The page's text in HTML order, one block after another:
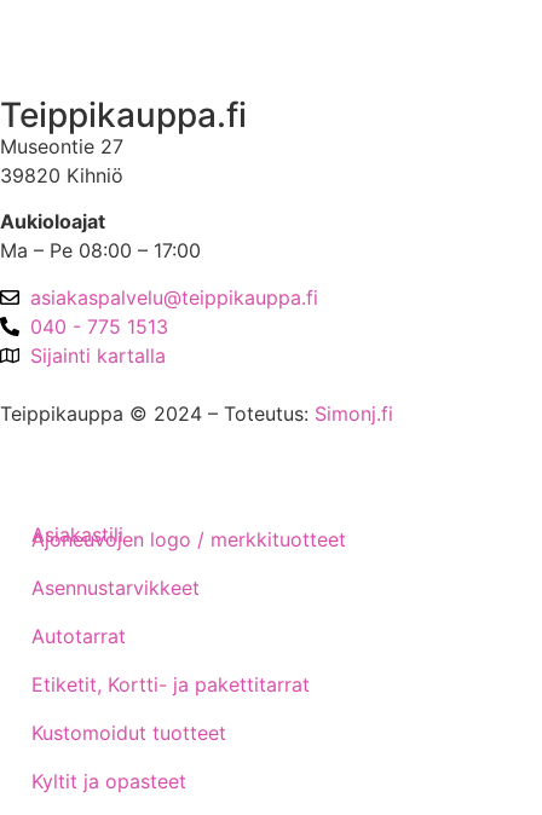
Teippikauppa.fi
Museontie 27
39820 Kihniö
Aukioloajat
Ma – Pe 08:00 – 17:00
asiakaspalvelu@teippikauppa.fi
040 - 775 1513
Sijainti kartalla
Teippikauppa © 2024 – Toteutus: Simonj.fi
Ajoneuvojen logo / merkkituotteet
Asennustarvikkeet
Autotarrat
Etiketit, Kortti- ja pakettitarrat
Kustomoidut tuotteet
Kyltit ja opasteet
Asiakastili